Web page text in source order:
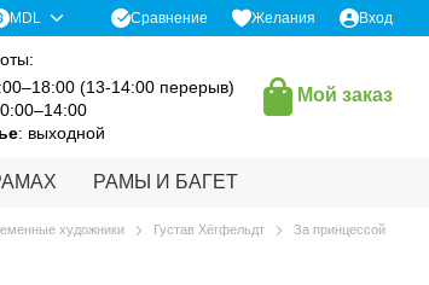
MDL Сравнение Желания Вход
(13-14:00 перерыв)
: выходной
Мой заказ
РАМЫ И БАГЕТ
художники Густав Хёгфельдт За принцессой